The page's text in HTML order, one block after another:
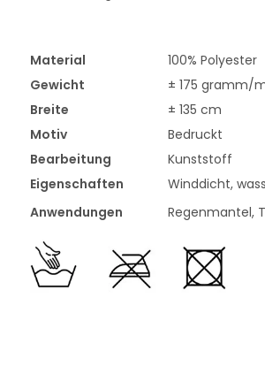
Material
100% Polyester
Gewicht
± 175 gramm/
Breite
± 135 cm
Motiv
Bedruckt
Bearbeitung
Kunststoff
Eigenschaften
Winddicht,
Anwendungen
Regenmantel,